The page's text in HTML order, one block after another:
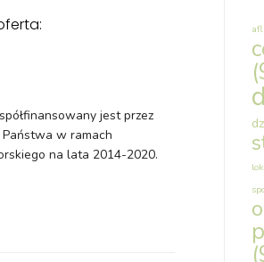
jest przez
Państwa w ramach
na lata 2014-2020.